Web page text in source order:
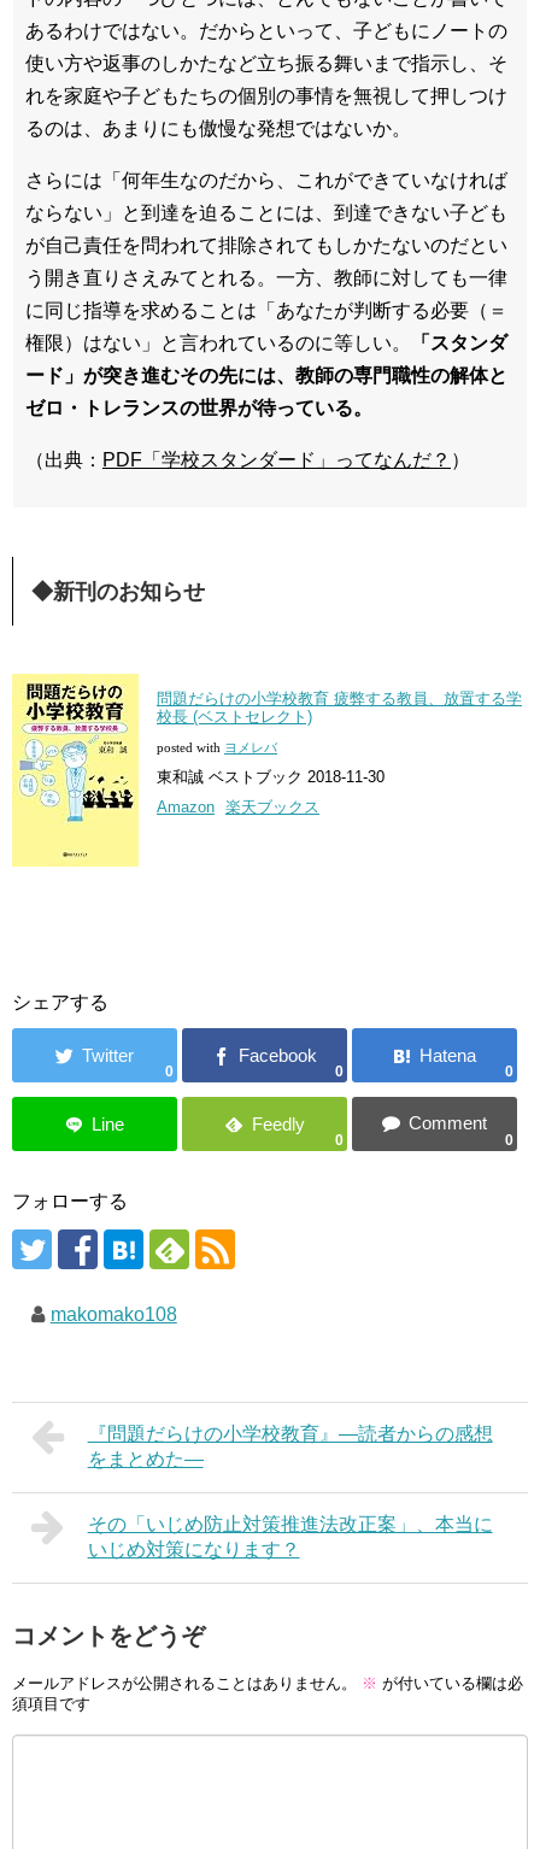
あるわけではない。だからといって、子どもにノートの
使い方や返事のしかたなど立ち振る舞いまで指示し、そ
れを家庭や子どもたちの個別の事情を無視して押しつけ
るのは、あまりにも傲慢な発想ではないか。
さらには「何年生なのだから、これができていなければ
ならない」と到達を迫ることには、到達できない子ども
が自己責任を問われて排除されてもしかたないのだとい
う開き直りさえみてとれる。一方、教師に対しても一律
に同じ指導を求めることは「あなたが判断する必要（＝
権限）はない」と言われているのに等しい。
「スタンダ
ード」が突き進むその先には、教師の専門職性の解体と
ゼロ・
トレランスの世界が待っている。
（出典： PDF「学校スタンダード」ってなんだ？ ）
◆新刊のお知らせ
問題だらけの小学校教育 疲弊する教員、放置する学
校長 (ベストセレクト)
posted with ヨメレバ
東和誠 ベストブック 2018-11-30
Amazon 楽天ブックス
シェアする
0 0 0
0 0
フォローする
makomako108
『問題だらけの小学校教育』―読者からの感想
をまとめた―
その「いじめ防止対策推進法改正案」、本当に
いじめ対策になります？
コメントをどうぞ
メールアドレスが公開されることはありません。 ※ が付いている欄は必
須項目です